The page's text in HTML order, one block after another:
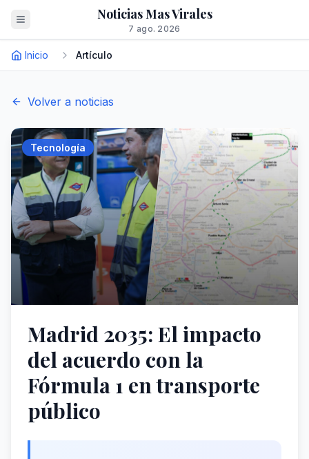
Noticias Mas Virales
7 ago. 2026
Inicio Artículo
Volver a noticias
Tecnología
Madrid 2035: El impacto
del acuerdo con la
Fórmula 1 en transporte
público